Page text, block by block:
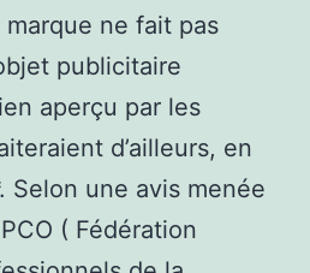
marque ne fait pas
publicitaire
aperçu par les
d’ailleurs, en
Selon une avis menée
( Fédération